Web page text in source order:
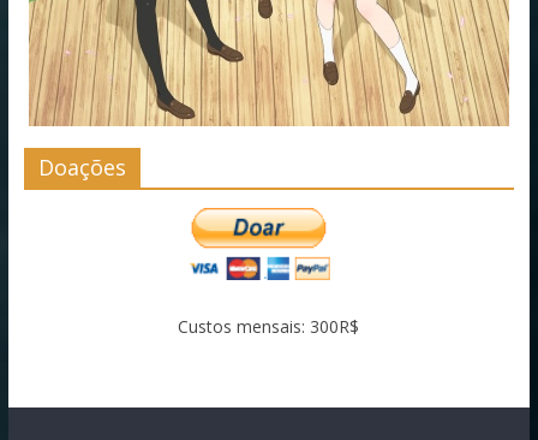
Doações
Custos mensais: 300R$